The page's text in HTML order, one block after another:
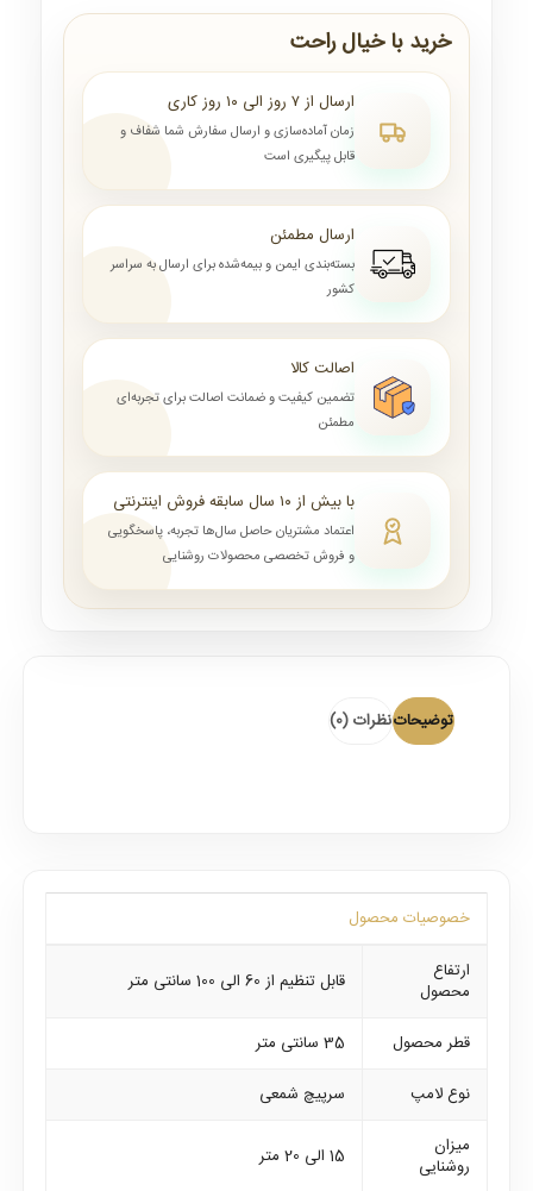
خرید با خیال راحت
ارسال از ۷ روز الی ۱۰ روز کاری
زمان آماده‌سازی و ارسال سفارش شما شفاف و
قابل پیگیری است
ارسال مطمئن
بسته‌بندی ایمن و بیمه‌شده برای ارسال به سراسر
کشور
اصالت کالا
تضمین کیفیت و ضمانت اصالت برای تجربه‌ای
مطمئن
با بیش از ۱۰ سال سابقه فروش اینترنتی
اعتماد مشتریان حاصل سال‌ها تجربه، پاسخگویی
و فروش تخصصی محصولات روشنایی
توضیحاتنظرات (0)
خصوصیات محصول
ارتفاع
محصول
قابل تنظیم از 60 الی 100 سانتی متر
قطر محصول
35 سانتی متر
نوع لامپ
سرپیچ شمعی
میزان
روشنایی
15 الی 20 متر